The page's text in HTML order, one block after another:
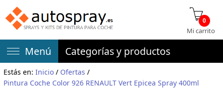
0
Mi carrito
Menú Categorías y productos
Estás en: Inicio/ Ofertas /
Pintura Coche Color 926 RENAULT Vert Epicea Spray 400ml